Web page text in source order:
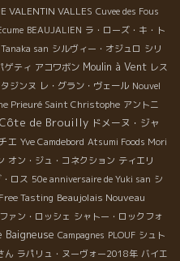
VALENTIN VALLES Cuvee des Fous
BEAUJALIEN ラ・ローズ・キ・ト
san シルヴィー・オジュロ シリ
ゲティ アコワボン Moulin à Vent レス
ジンヌ レ・グラン・ヴェール Nouvel
Prieuré Saint Christophe アントニ
Côte de Brouilly ドメーヌ・ジャ
エ Yve Camdebord Atsumi Foods Mori
オン・ジュ・コネクション ティエリ
ロス 50e anniversaire de Yuki san シ
Tasting Beaujolais Nouveau
ァン・ロッシェ シャトー・ロックフォ
Baigneuse Campagnes PLOUF シュト
ん ラパリュ・ヌーヴォー2018年 バイエ